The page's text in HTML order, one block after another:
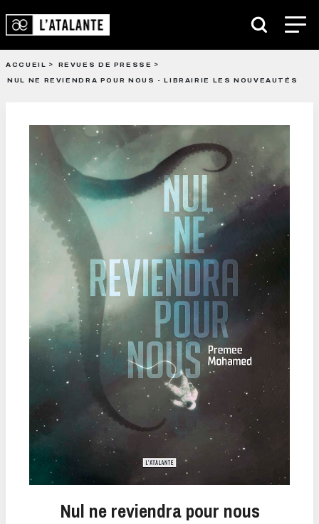
ACCUEIL
REVUES DE PRESSE
NUL NE REVIENDRA POUR NOUS - LIBRAIRIE LES NOUVEAUTÉS
Nul ne reviendra pour nous